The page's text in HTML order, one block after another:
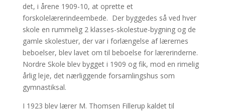
det, i årene 1909-10, at oprette et
forskolelærerindeembede. Der byggedes så ved hver
skole en rummelig 2 klasses-skolestue-bygning og de
gamle skolestuer, der var i forlængelse af lærernes
beboelser, blev lavet om til beboelse for lærerinderne.
Nordre Skole blev bygget i 1909 og fik, mod en rimelig
årlig leje, det nærliggende forsamlingshus som
gymnastiksal.
I 1923 blev lærer M. Thomsen Fillerup kaldet til